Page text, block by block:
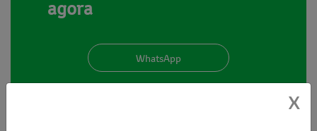
agora
WhatsApp
X